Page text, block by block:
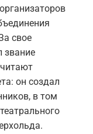
свое
звание
он создал
в том